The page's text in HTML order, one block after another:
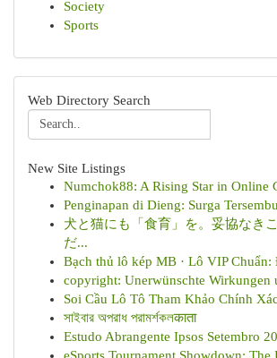
Society
Sports
Web Directory Search
New Site Listings
Numchok88: A Rising Star in Online
Penginapan di Dieng: Surga
犬と猫にも「食育」を。妥協なき
だ...
Bạch thủ lô kép MB · Lô VIP Chuẩn:
copyright: Unerwünschte Wirkungen
Soi Cầu Lô Tô Tham Khảo Chính
সাইবার অপরাধ পরামর্শকলकाता
Estudo Abrangente Ipsos Setembro